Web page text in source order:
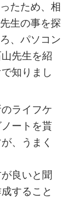
たため、相
生の事を探
、パソコン
先生を紹
知りまし
ライフケ
ートを貰
、うまく
良いと聞
すること